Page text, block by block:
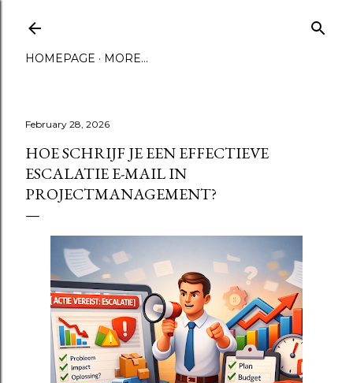
HOMEPAGE MORE…
February 28, 2026
HOE SCHRIJF JE EEN EFFECTIEVE
ESCALATIE E-MAIL IN
PROJECTMANAGEMENT?